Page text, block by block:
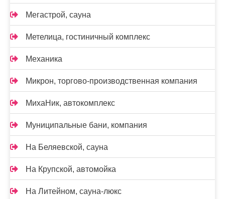
Мегастрой, сауна
Метелица, гостиничный комплекс
Механика
Микрон, торгово-производственная компания
МихаНик, автокомплекс
Муниципальные бани, компания
На Беляевской, сауна
На Крупской, автомойка
На Литейном, сауна-люкс